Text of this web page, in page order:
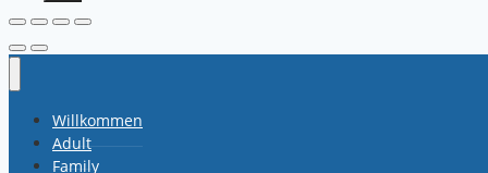
Willkommen
Adult
Family